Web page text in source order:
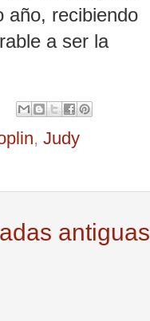
año, recibiendo
a ser la
, Judy
antiguas